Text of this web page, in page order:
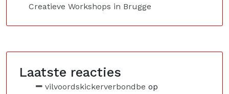
Creatieve Workshops in Brugge
Laatste reacties
vilvoordskickerverbondbe op